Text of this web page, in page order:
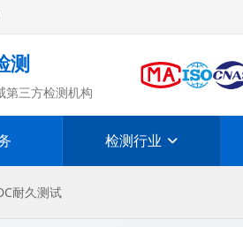
测
第三方检测机构
检测行业
耐久测试